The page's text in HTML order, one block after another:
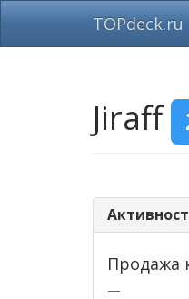
TOPdeck.ru
Jiraff
Продажа
—